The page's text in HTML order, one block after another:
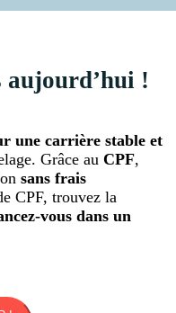
aujourd’hui !
une carrière stable et
Grâce au CPF,
sans frais
CPF, trouvez la
vous dans un